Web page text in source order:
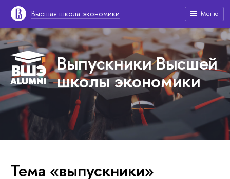
Высшая школа экономики Меню
Выпускники Высшей
школы экономики
Тема «выпускники»